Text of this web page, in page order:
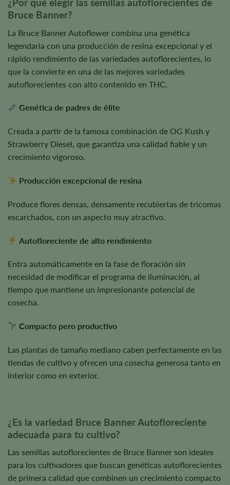
Bruce Banner?
La Bruce Banner Autoflower combina una genética
legendaria con una producción de resina excepcional y el
rápido rendimiento de las variedades autoflorecientes, lo
que la convierte en una de las mejores variedades
autoflorecientes con alto contenido en THC.
Genética de padres de élite
Creada a partir de la famosa combinación de OG Kush y
Strawberry Diesel, que garantiza una calidad fiable y un
crecimiento vigoroso.
Producción excepcional de resina
Produce flores densas, densamente recubiertas de tricomas
escarchados, con un aspecto muy atractivo.
Autofloreciente de alto rendimiento
Entra automáticamente en la fase de floración sin
necesidad de modificar el programa de iluminación, al
tiempo que mantiene un impresionante potencial de
cosecha.
Compacto pero productivo
Las plantas de tamaño mediano caben perfectamente en las
tiendas de cultivo y ofrecen una cosecha generosa tanto en
interior como en exterior.
¿Es la variedad Bruce Banner Autofloreciente
adecuada para tu cultivo?
Las semillas autoflorecientes de Bruce Banner son ideales
para los cultivadores que buscan genéticas autoflorecientes
de primera calidad que combinen un crecimiento compacto